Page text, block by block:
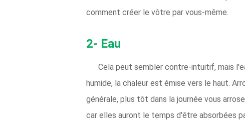
comment créer le vôtre par vous-même.
2- Eau
Cela peut sembler contre-intuitif, mais
humide, la chaleur est émise vers le haut.
générale, plus tôt dans la journée vous
car elles auront le temps d'être absorbées